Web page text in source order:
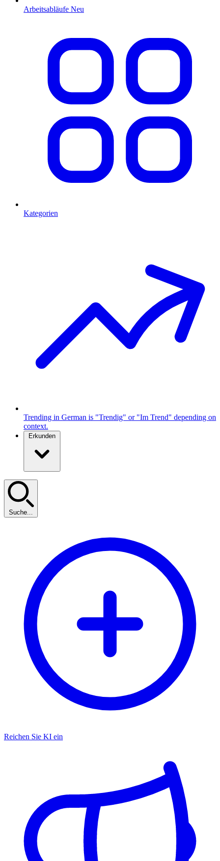
Arbeitsabläufe Neu
Kategorien
Trending in German is "Trendig" or "Im Trend" depending on
context.
Erkunden
Suche...
Reichen Sie KI ein